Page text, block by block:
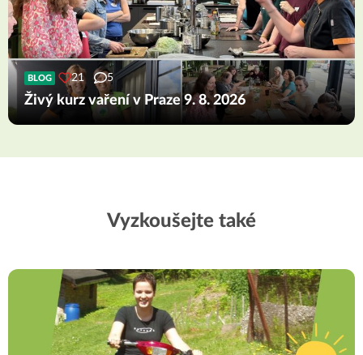
BLOG 21 5
Živý kurz vaření v Praze 9. 8. 2026
Vyzkoušejte také